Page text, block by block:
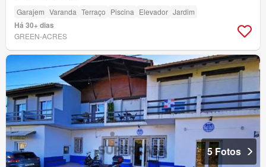
Garajem Varanda Terraço Piscina Elevador Jardim
Há 30+ dias
GREEN-ACRES
5 Fotos